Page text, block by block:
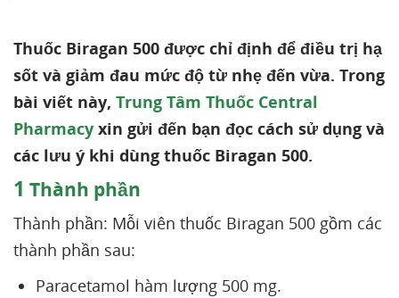
Thuốc Biragan 500 được chỉ định để điều trị hạ
sốt và giảm đau mức độ từ nhẹ đến vừa. Trong
bài viết này, Trung Tâm Thuốc Central
Pharmacy xin gửi đến bạn đọc cách sử dụng và
các lưu ý khi dùng thuốc Biragan 500.
1 Thành phần
Thành phần: Mỗi viên thuốc Biragan 500 gồm các
thành phần sau:
Paracetamol hàm lượng 500 mg.